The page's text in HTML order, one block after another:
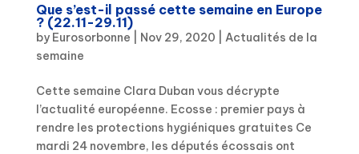
Que s’est-il passé cette semaine en Europe
? (22.11-29.11)
by Eurosorbonne Nov 29, 2020
Actualités de la
semaine
Cette semaine Clara Duban vous décrypte
l’actualité européenne. Ecosse : premier pays à
rendre les protections hygiéniques gratuites Ce
mardi 24 novembre, les députés écossais ont